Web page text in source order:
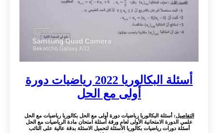
أسئلة البكالوريا 2022 رياضيات دورة
أولى مع الحل
التفاصيل: أسئلة البكالوريا رياضيات دورة أولى مع الحل بكالوريا رياضيات مع الحل
علمي الدورة الامتحانية الأولى لعام ورقة أسئلة امتحان مادة الرياضيات مع الحل
أسئلة دورات رياضيات بكالوريا الأسئلة لتحميل الاسئلة بدقة عالية على النائب